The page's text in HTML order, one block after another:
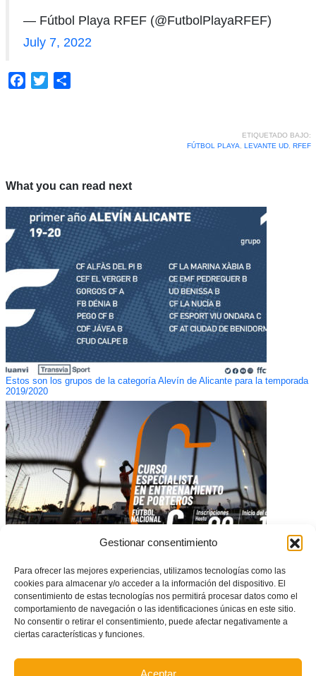
Gestionar consentimiento
Para ofrecer las mejores experiencias, utilizamos tecnologías como las
cookies para almacenar y/o acceder a la información del dispositivo. El
consentimiento de estas tecnologías nos permitirá procesar datos como el
comportamiento de navegación o las identificaciones únicas en este sitio.
No consentir o retirar el consentimiento, puede afectar negativamente a
ciertas características y funciones.
Aceptar
— Fútbol Playa RFEF (@FutbolPlayaRFEF)
July 7, 2022
Facebook
Twitter
ETIQUETADO BAJO:
FÚTBOL PLAYA
LEVANTE UD, RFEF
What you can read next
Estos son los grupos de la categoría Alevín de Alicante para la temporada
2019/2020
Curso FFCV de Especialista en entrenamiento de porteros Nacional C de
fútbol